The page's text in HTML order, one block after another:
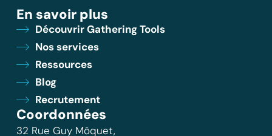
En savoir plus
Découvrir Gathering Tools
Nos services
Ressources
Blog
Recrutement
Coordonnées
32 Rue Guy Môquet,